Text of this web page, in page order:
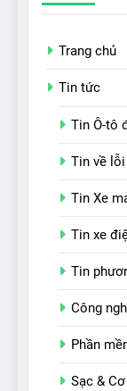
Trang chủ
Tin tức
Tin Ô-tô
Tin về
Tin Xe
Tin xe
Tin
Công
Phần
Sạc &